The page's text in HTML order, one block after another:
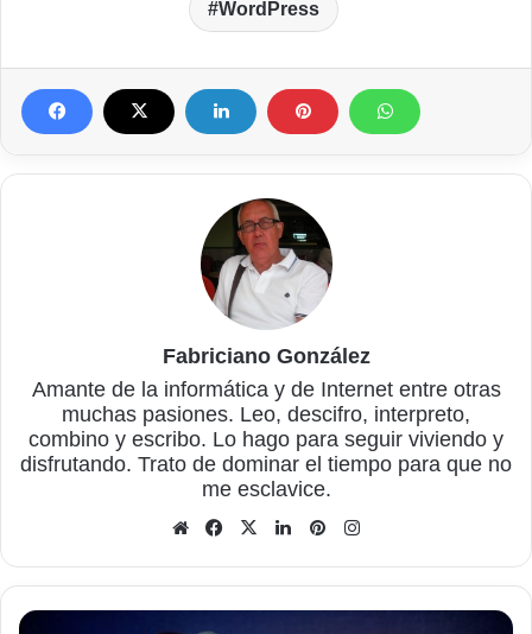
WordPress
Fabriciano González
Amante de la informática y de Internet entre otras
muchas pasiones. Leo, descifro, interpreto,
combino y escribo. Lo hago para seguir viviendo y
disfrutando. Trato de dominar el tiempo para que no
me esclavice.
Sitio
Facebook
X LinkedInPinterest
Optimizar